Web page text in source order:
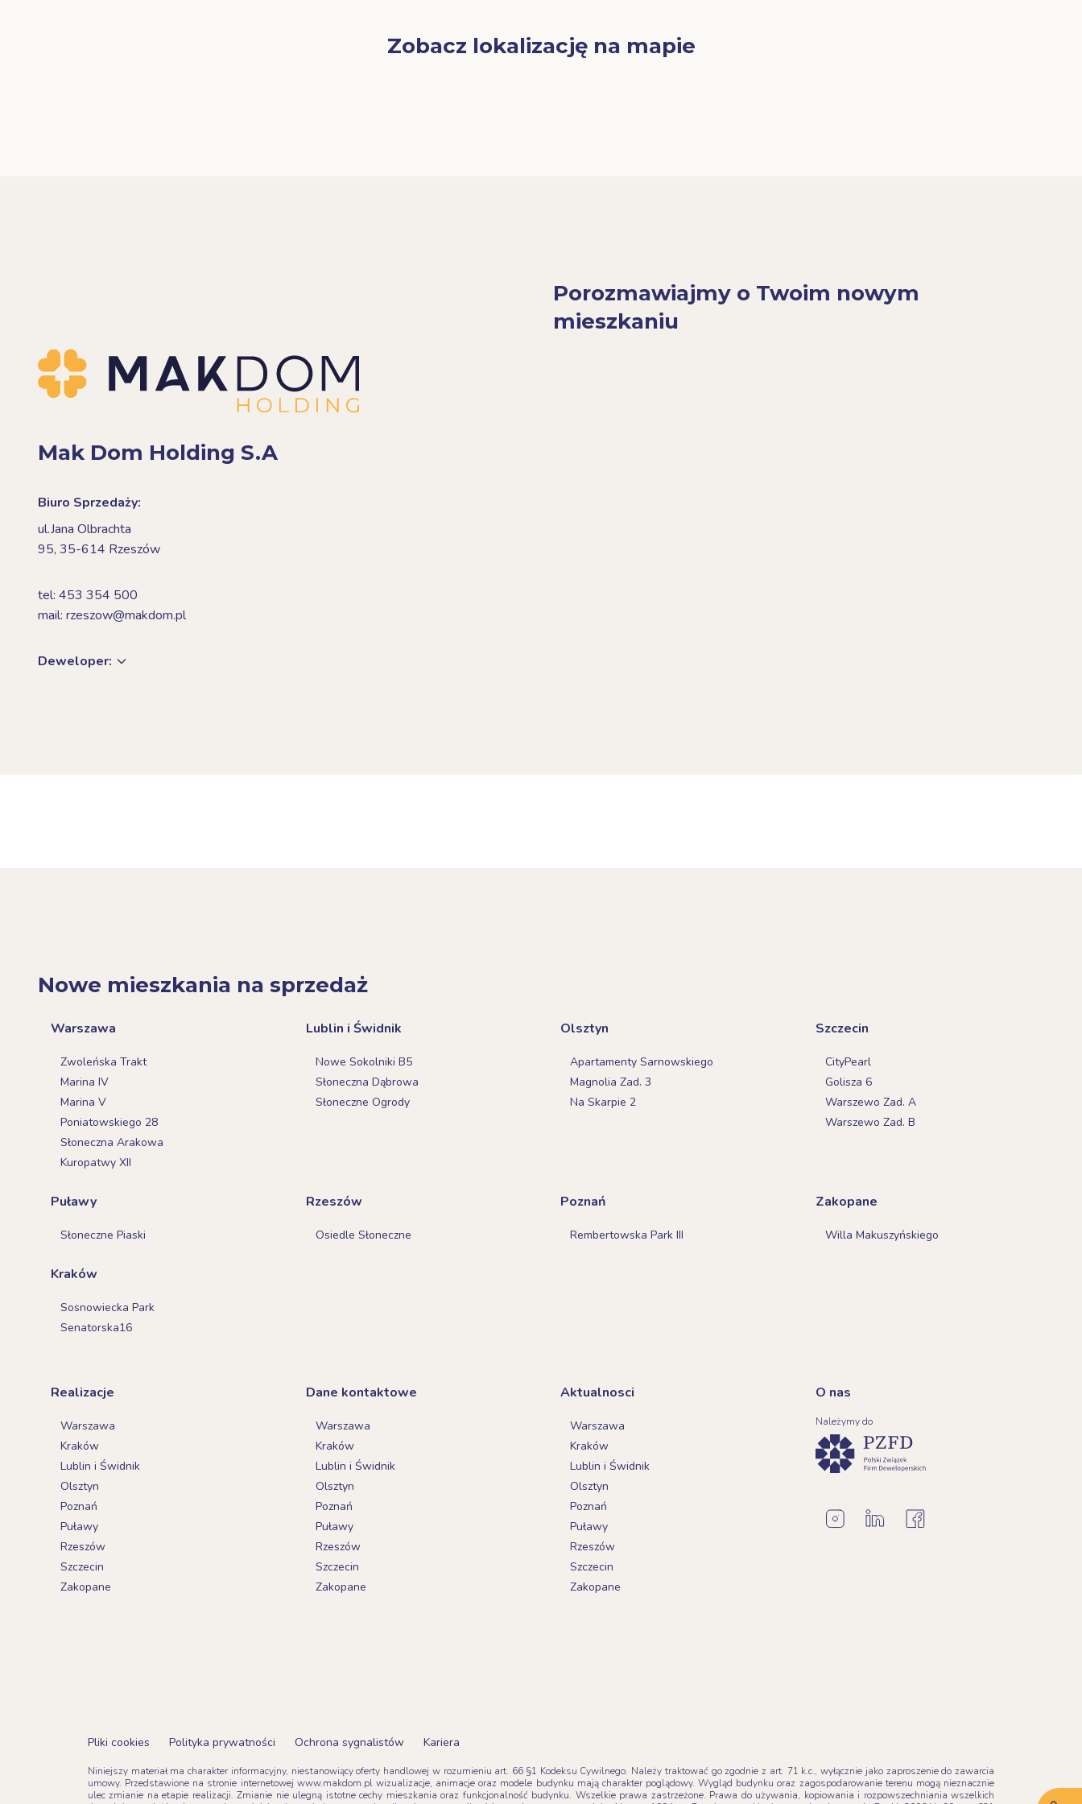
Zobacz lokalizację na mapie
Porozmawiajmy o Twoim nowym
mieszkaniu
Mak Dom Holding S.A
Biuro Sprzedaży:
ul.Jana Olbrachta
95, 35-614 Rzeszów
tel: 453 354 500
mail: rzeszow@makdom.pl
Deweloper:
Nowe mieszkania na sprzedaż
Warszawa
Zwoleńska Trakt
Marina IV
Marina V
Poniatowskiego 28
Słoneczna Arakowa
Kuropatwy XII
Lublin i Świdnik
Nowe Sokolniki B5
Słoneczna Dąbrowa
Słoneczne Ogrody
Olsztyn
Apartamenty Sarnowskiego
Magnolia Zad. 3
Na Skarpie 2
Szczecin
CityPearl
Golisza 6
Warszewo Zad. A
Warszewo Zad. B
Puławy
Słoneczne Piaski
Rzeszów
Osiedle Słoneczne
Poznań
Rembertowska Park III
Zakopane
Willa Makuszyńskiego
Kraków
Sosnowiecka Park
Senatorska16
Realizacje
Warszawa
Kraków
Lublin i Świdnik
Olsztyn
Poznań
Puławy
Rzeszów
Szczecin
Zakopane
Dane kontaktowe
Warszawa
Kraków
Lublin i Świdnik
Olsztyn
Poznań
Puławy
Rzeszów
Szczecin
Zakopane
Aktualnosci
Warszawa
Kraków
Lublin i Świdnik
Olsztyn
Poznań
Puławy
Rzeszów
Szczecin
Zakopane
O nas
Należymy do
Pliki cookies Polityka prywatności Ochrona sygnalistów Kariera
Niniejszy materiał ma charakter informacyjny, niestanowiący oferty handlowej w rozumieniu art. 66 §1 Kodeksu Cywilnego. Należy traktować go zgodnie z art. 71 k.c., wyłącznie jako zaproszenie do zawarcia
umowy. Przedstawione na stronie internetowej www.makdom.pl wizualizacje, animacje oraz modele budynku mają charakter poglądowy. Wygląd budynku oraz zagospodarowanie terenu mogą nieznacznie
ulec zmianie na etapie realizacji. Zmianie nie ulegną istotne cechy mieszkania oraz funkcjonalność budynku. Wszelkie prawa zastrzeżone. Prawa do używania, kopiowania i rozpowszechniania wszelkich